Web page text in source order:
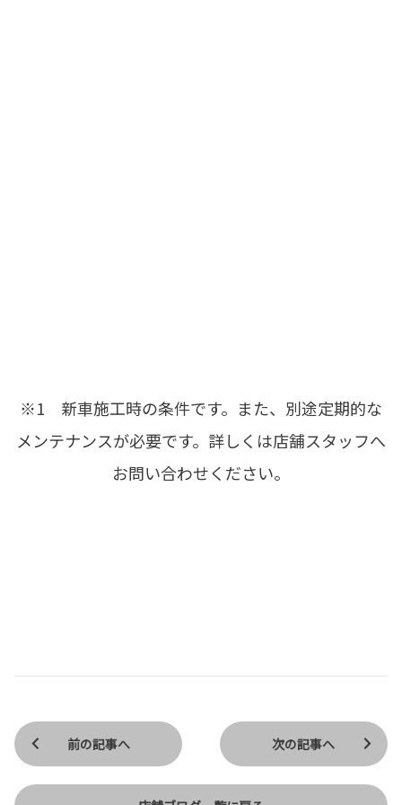
※1 新車施工時の条件です。また、別途定期的な
メンテナンスが必要です。詳しくは店舗スタッフへ
お問い合わせください。
前の記事へ 次の記事へ